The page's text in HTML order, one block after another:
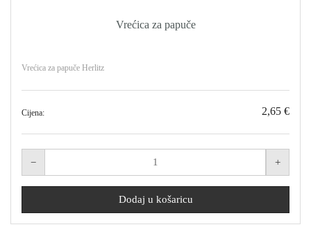
Vrećica za papuče
Vrećica za papuče Herlitz
Cijena: 2,65 €